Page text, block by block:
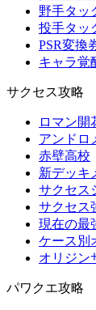
野手タッ
投手タッ
PSR変換
キャラ覚
サクセス攻略
ロマン開
アンドロ
赤壁高校
新デッキ
サクセス
サクセス
現在の最
ケース別
オリジン
パワクエ攻略